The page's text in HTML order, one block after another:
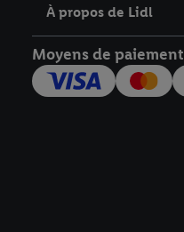
À propos de Lidl
Moyens de paiement